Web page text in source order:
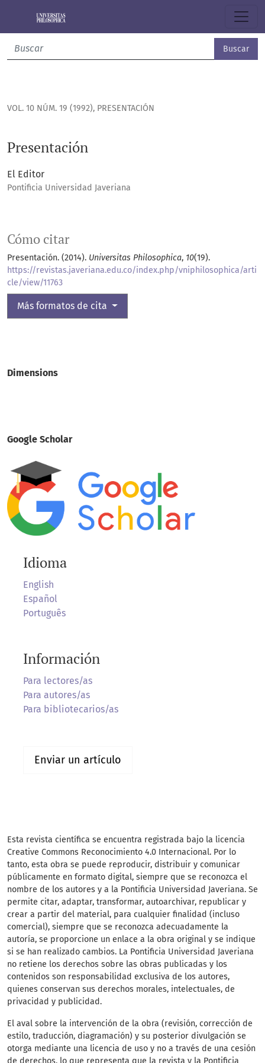
Buscar
VOL. 10 NÚM. 19 (1992), PRESENTACIÓN
Presentación
El Editor
Pontificia Universidad Javeriana
Cómo citar
Presentación. (2014). Universitas Philosophica, 10(19).
https://revistas.javeriana.edu.co/index.php/vniphilosophica/arti
cle/view/11763
Más formatos de cita
Dimensions
Google Scholar
Idioma
English
Español
Português
Información
Para lectores/as
Para autores/as
Para bibliotecarios/as
Enviar un artículo
Esta revista científica se encuentra registrada bajo la licencia
Creative Commons Reconocimiento 4.0 Internacional. Por lo
tanto, esta obra se puede reproducir, distribuir y comunicar
públicamente en formato digital, siempre que se reconozca el
nombre de los autores y a la Pontificia Universidad Javeriana. Se
permite citar, adaptar, transformar, autoarchivar, republicar y
crear a partir del material, para cualquier finalidad (incluso
comercial), siempre que se reconozca adecuadamente la
autoría, se proporcione un enlace a la obra original y se indique
si se han realizado cambios. La Pontificia Universidad Javeriana
no retiene los derechos sobre las obras publicadas y los
contenidos son responsabilidad exclusiva de los autores,
quienes conservan sus derechos morales, intelectuales, de
privacidad y publicidad.
El aval sobre la intervención de la obra (revisión, corrección de
estilo, traducción, diagramación) y su posterior divulgación se
otorga mediante una licencia de uso y no a través de una cesión